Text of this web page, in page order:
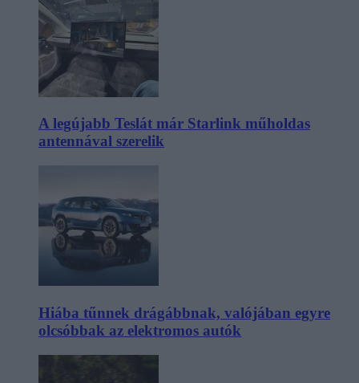
A legújabb Teslát már Starlink műholdas
antennával szerelik
Hiába tűnnek drágábbnak, valójában egyre
olcsóbbak az elektromos autók